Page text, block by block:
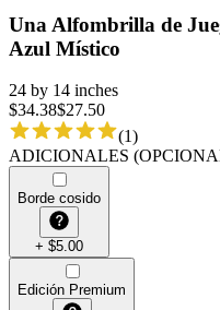
Una Alfombrilla de
Azul Místico
24 by 14 inches
$34.38$27.50
(1)
ADICIONALES
Borde cosido
+ $5.00
Edición Premium